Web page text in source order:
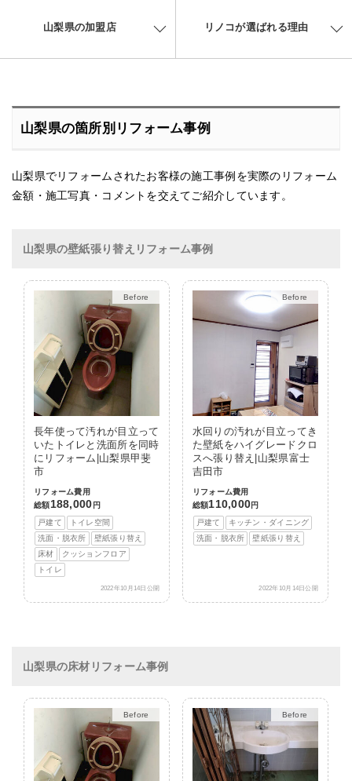
山梨県の加盟店 リノコが選ばれる理由
山梨県の箇所別リフォーム事例
山梨県でリフォームされたお客様の施工事例を実際のリフォーム
金額・施工写真・コメントを交えてご紹介しています。
山梨県の壁紙張り替えリフォーム事例
After
長年使って汚れが目立って
いたトイレと洗面所を同時
にリフォーム|山梨県甲斐
市
リフォーム費用
総額188,000 円
戸建て
トイレ空間
洗面・脱衣所
壁紙張り替え
床材
クッションフロア
トイレ
2022年10月14日公開
After
水回りの汚れが目立ってき
た壁紙をハイグレードクロ
スへ張り替え|山梨県富士
吉田市
リフォーム費用
総額110,000円
戸建て
キッチン・ダイニング
洗面・脱衣所
壁紙張り替え
2022年10月14日公開
山梨県の床材リフォーム事例
After After